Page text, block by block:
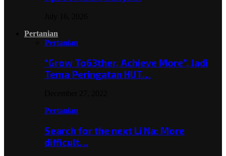
Pertanian
Pertanian
“Grow To63ther, Achieve More”, Jadi
Tema Peringatan HUT…
Pertanian
Search for the next Li Na: More
difficult…